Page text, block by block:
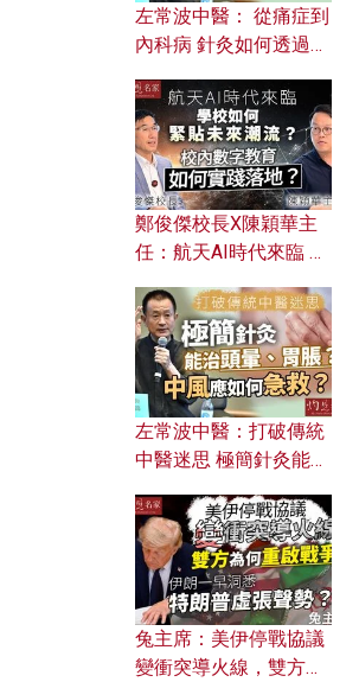
左常波中醫： 從痛症到
內科病 針灸如何透過解
鄭俊傑校長X陳穎華主
任：航天AI時代來臨 學
校內數字教育如何實踐
落地？
左常波中醫：打破傳統
中醫迷思 極簡針灸能治
何急救？
兔主席：美伊停戰協議
變衝突導火線，雙方為